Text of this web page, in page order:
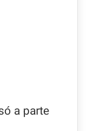
a parte